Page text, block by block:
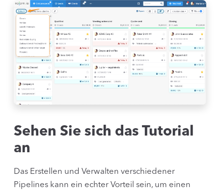
Sehen Sie sich das Tutorial
an
Das Erstellen und Verwalten verschiedener
Pipelines kann ein echter Vorteil sein, um einen